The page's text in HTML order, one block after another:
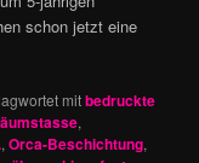
schon jetzt eine
mitbedruckte
,
,Orca-Beschichtung,